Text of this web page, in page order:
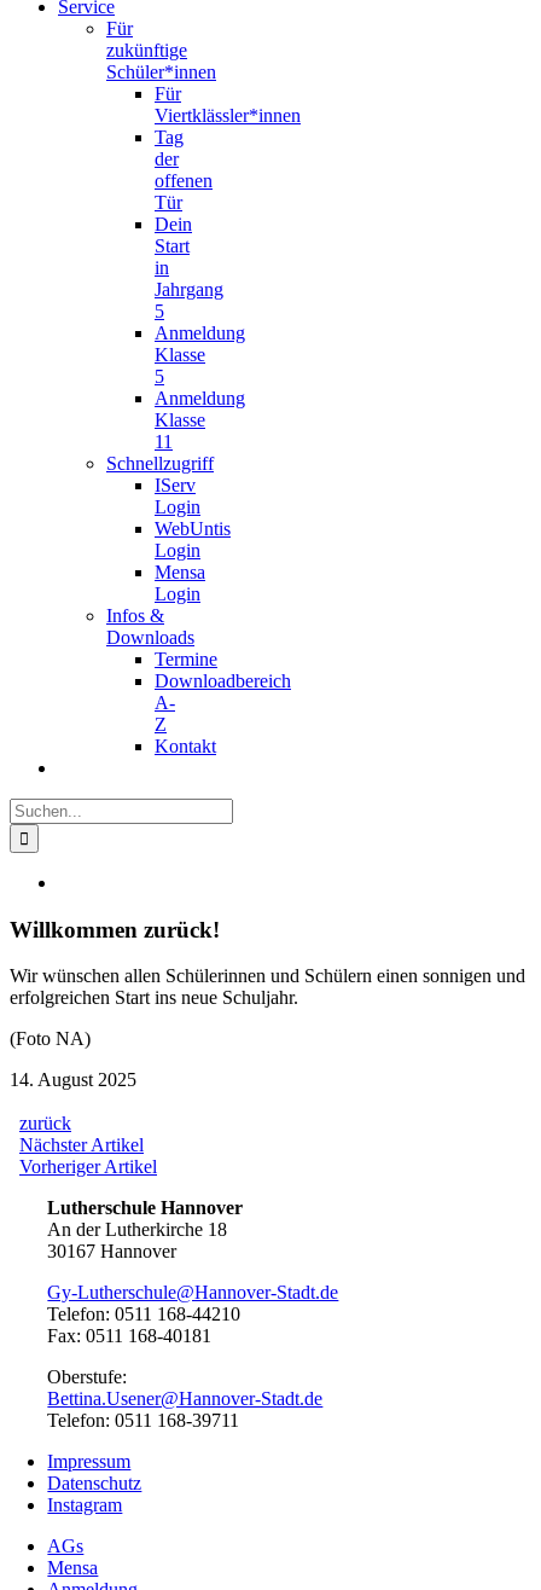
Service
Für
zukünftige
Schüler*innen
Für
Viertklässler*innen
Tag
der
offenen
Tür
Dein
Start
in
Jahrgang
5
Anmeldung
Klasse
5
Anmeldung
Klasse
11
Schnellzugriff
IServ
Login
WebUntis
Login
Mensa
Login
Infos &
Downloads
Termine
Downloadbereich
A-
Z
Kontakt
Suche
nach:
Bild
Willkommen zurück!
Wir wünschen allen Schülerinnen und Schülern einen sonnigen und
erfolgreichen Start ins neue Schuljahr.
(Foto NA)
14. August 2025
zurück
Beitragsnavigation
Nächster Artikel
Artikel:
Vorheriger Artikel
Lutherschule Hannover
An der Lutherkirche 18
30167 Hannover
Gy-Lutherschule@Hannover-Stadt.de
Telefon: 0511 168-44210
Fax: 0511 168-40181
Oberstufe:
Bettina.Usener@Hannover-Stadt.de
Telefon: 0511 168-39711
Impressum
Datenschutz
Instagram
AGs
Mensa